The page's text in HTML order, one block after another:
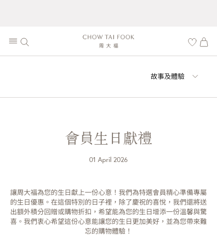
故事及體驗
會員生日獻禮
01 April 2026
讓周大福為您的生日獻上一份心意！我們為特選會員精心準備專屬
的生日優惠。在這個特別的日子裡，除了慶祝的喜悅，我們還將送
出額外積分回贈或購物折扣，希望能為您的生日增添一份溫馨與驚
喜。我們衷心希望這份心意能讓您的生日更加美好，並為您帶來難
忘的購物體驗！